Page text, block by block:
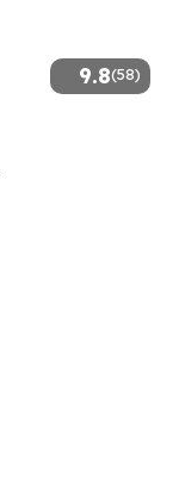
9.8(58)